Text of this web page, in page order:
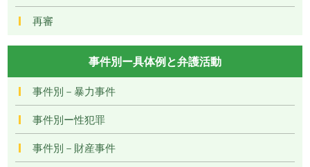
再審
事件別ー具体例と弁護活動
事件別－暴力事件
事件別ー性犯罪
事件別－財産事件